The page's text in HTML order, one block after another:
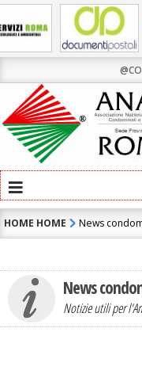
≡
HOME HOME News
News
Notizie utili per